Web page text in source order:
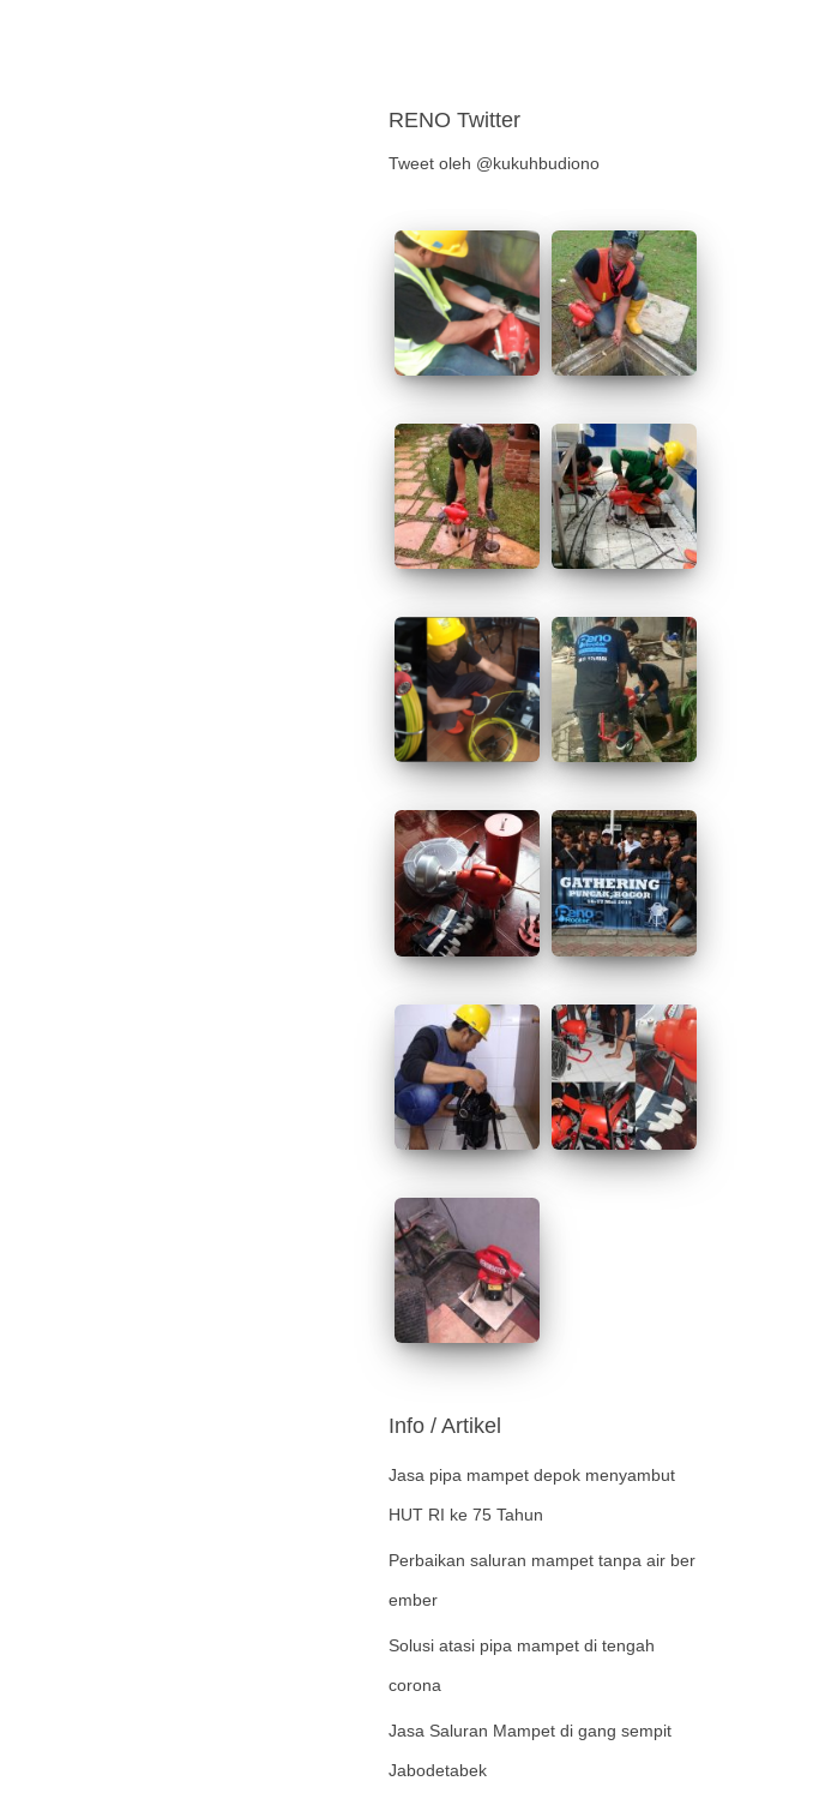
RENO Twitter
Tweet oleh @kukuhbudiono
Info / Artikel
Jasa pipa mampet depok menyambut
HUT RI ke 75 Tahun
Perbaikan saluran mampet tanpa air ber
ember
Solusi atasi pipa mampet di tengah
corona
Jasa Saluran Mampet di gang sempit
Jabodetabek